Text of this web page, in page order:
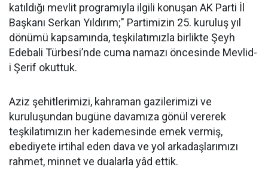
katıldığı mevlit programıyla ilgili konuşan AK Parti İl
Başkanı Serkan Yıldırım;" Partimizin 25. kuruluş yıl
dönümü kapsamında, teşkilatımızla birlikte Şeyh
Edebali Türbesi’nde cuma namazı öncesinde Mevlid-
i Şerif okuttuk.
Aziz şehitlerimizi, kahraman gazilerimizi ve
kuruluşundan bugüne davamıza gönül vererek
teşkilatımızın her kademesinde emek vermiş,
ebediyete irtihal eden dava ve yol arkadaşlarımızı
rahmet, minnet ve dualarla yâd ettik.